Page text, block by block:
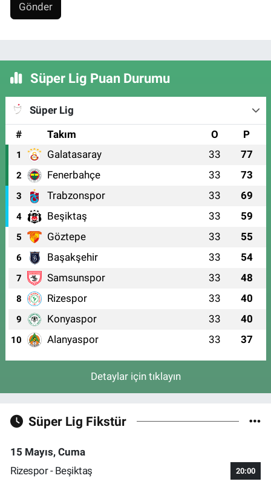
Gönder
Süper Lig Puan Durumu
Süper Lig
#
Takım O P
1 Galatasaray 33 77
2 Fenerbahçe 33 73
3 Trabzonspor 33 69
4 Beşiktaş 33 59
5 Göztepe 33 55
6 Başakşehir 33 54
7 Samsunspor 33 48
8 Rizespor 33 40
9 Konyaspor 33 40
10 Alanyaspor 33 37
Detaylar için tıklayın
Süper Lig Fikstür
15 Mayıs, Cuma
Rizespor - Beşiktaş
20:00